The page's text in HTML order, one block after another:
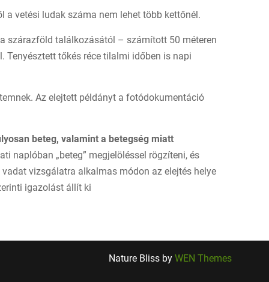
vetési ludak száma nem lehet több kettőnél.
szárazföld találkozásától – számított 50 méteren
Tenyésztett tőkés réce tilalmi időben is napi
Az elejtett példányt a fotódokumentáció
beteg, valamint a betegség miatt
naplóban „beteg” megjelöléssel rögzíteni, és
vizsgálatra alkalmas módon az elejtés helye
igazolást állít ki
Nature Bliss by WEN Themes